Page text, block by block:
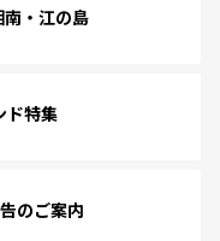
・江の島
ド特集
のご案内